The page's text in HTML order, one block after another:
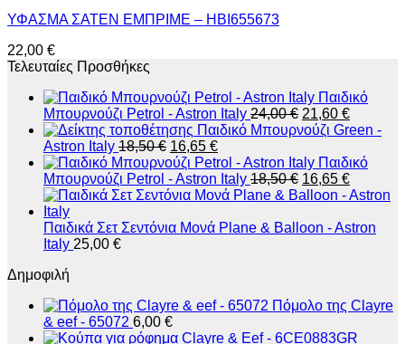
ΥΦΑΣΜΑ ΣΑΤΕΝ ΕΜΠΡΙΜΕ – HBI655673
22,00 €
Τελευταίες Προσθήκες
Παιδικό
Μπουρνούζι Petrol - Astron Italy 24,00€ Original
price
24,00 €.
21,60 €Η
είναι:
21,60 €.
Παιδικό Μπουρνούζι Green -
Astron Italy 18,50€ Original
price
was:
18,50 €.
16,65 €Η
τρέχουσα
τιμή
είναι:
Παιδικό
Μπουρνούζι Petrol - Astron Italy 18,50€ Original
price
18,50 €.
16,65 €Η
είναι:
Παιδικά Σετ Σεντόνια Μονά Plane & Balloon - Astron
Italy 25,00 €
Δημοφιλή
Πόμολο της Clayre
& eef - 65072 6,00 €